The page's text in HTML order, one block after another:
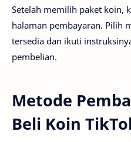
Setelah memilih paket koin,
halaman pembayaran. Pilih
tersedia dan ikuti
pembelian.
Metode
Beli Koin